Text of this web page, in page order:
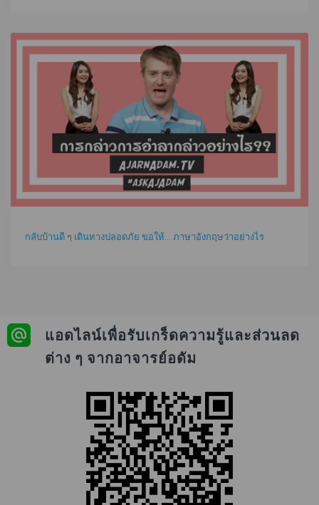
กลับบ้านดี ๆ เดินทางปลอดภัย ขอให้... ภาษาอังกฤษว่าอย่างไร
แอดไลน์เพื่อรับเกร็ดความรู้และส่วนลด
ต่าง ๆ จากอาจารย์อดัม